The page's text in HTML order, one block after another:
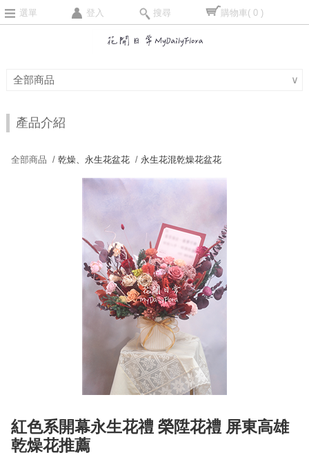
選單 登入 搜尋 購物車( 0 )
全部商品 ∨
產品介紹
全部商品 /乾燥、永生花盆花 /永生花混乾燥花盆花
紅色系開幕永生花禮 榮陞花禮 屏東高雄
乾燥花推薦